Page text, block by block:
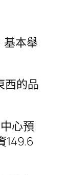
基本舉
西的品
心預
149.6